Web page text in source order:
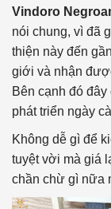
Vindoro
nói chung, vì đã
thiện này đến
giới và nhận
Bên cạnh đó
phát triển ngày
Không dễ gì để
tuyệt vời mà giá
chần chừ gì nữa